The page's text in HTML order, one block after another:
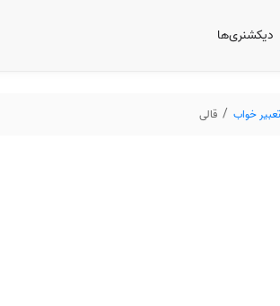
دیکشنری‌ها
تعبیر خواب قالی